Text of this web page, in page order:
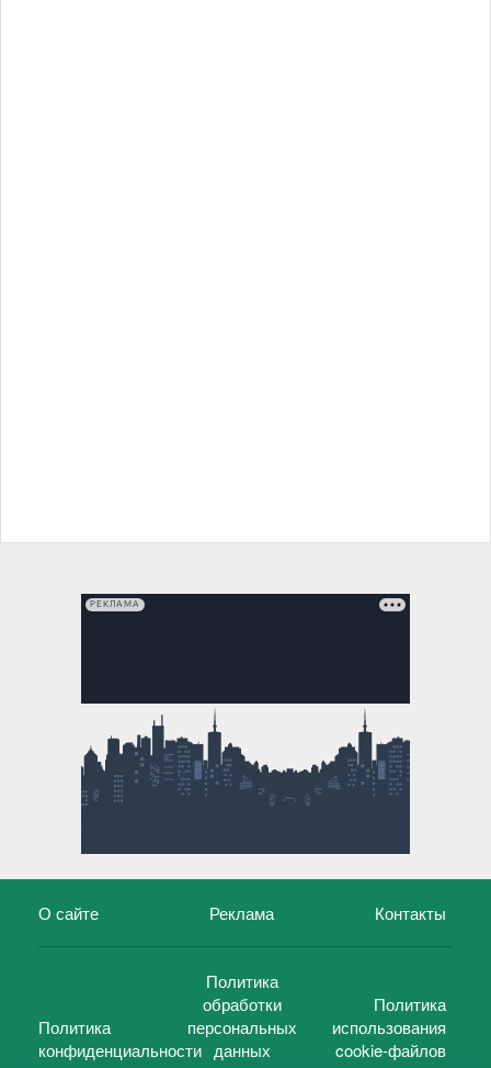
РЕКЛАМА
О сайте Реклама Контакты
Политика
конфиденциальности
Политика
обработки
персональных
данных
Политика
использования
cookie-файлов